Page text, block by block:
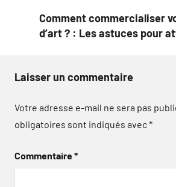
Comment commercialiser
d’art ? : Les astuces pour
Laisser un commentaire
Votre adresse e-mail ne sera pas
obligatoires sont indiqués avec*
Commentaire*